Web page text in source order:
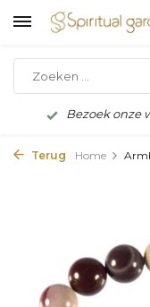
Bezoek onze
Terug Home